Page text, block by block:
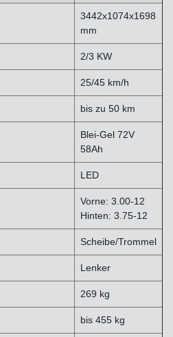
3442x1074x1698
mm
2/3 KW
25/45 km/h
bis zu 50 km
Blei-Gel 72V
58Ah
LED
Vorne: 3.00-12
Hinten: 3.75-12
Scheibe/Trommel
Lenker
269 kg
bis 455 kg